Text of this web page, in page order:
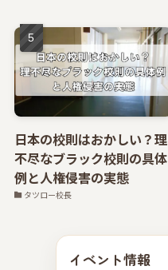
日本の校則はおかしい？理
不尽なブラック校則の具体
例と人権侵害の実態
タツロー校長
イベント情報